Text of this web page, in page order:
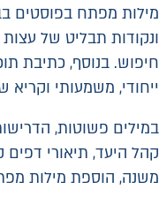
מילות מפתח בפוסטים
ונקודות תבליט של
ייחודי, משמעותי וקריא
קהל היעד, תיאורי דפים
משנה, הוספת מילות